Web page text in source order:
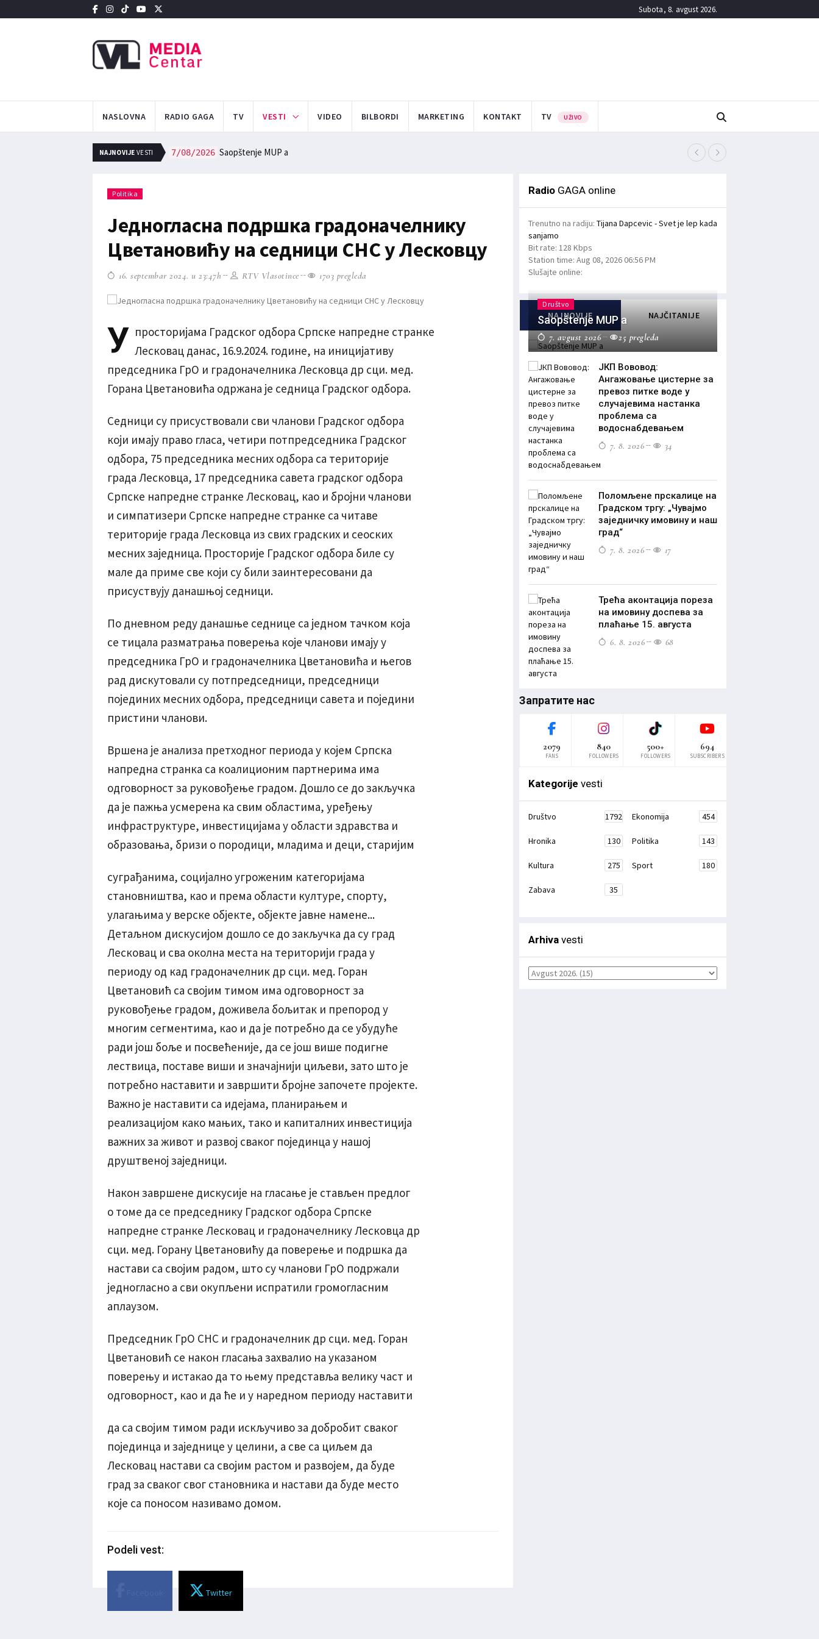
Subota, 8. avgust 2026.
NASLOVNA RADIO GAGA TV VESTI VIDEO BILBORDI MARKETING KONTAKT TV UŽIVO
NAJNOVIJE VESTI 7/08/2026 Saopštenje MUP a 7/08/2026
Politika
Једногласна подршка градоначелнику
Цветановићу на седници СНС у Лесковцу
16. septembar 2024. u 23:47h RTV Vlasotince 1703 pregleda
У просторијама Градског одбора Српске напредне странке
Лесковац данас, 16.9.2024. године, на иницијативу
председника ГрО и градоначелника Лесковца др сци. мед.
Горана Цветановића одржана је седница Градског одбора.
Седници су присуствовали сви чланови Градског одбора
који имају право гласа, четири потпредседника Градског
одбора, 75 председника месних одбора са територије
града Лесковца, 17 председника савета градског одбора
Српске напредне странке Лесковац, као и бројни чланови
и симпатизери Српске напредне странке са читаве
територије града Лесковца из свих градских и сеоских
месних заједница. Просторије Градског одбора биле су
мале да приме све који су били заинтересовани да
присуствују данашњој седници.
По дневном реду данашње седнице са једном тачком која
се тицала разматрања поверења које чланови имају у
председника ГрО и градоначелника Цветановића и његов
рад дискутовали су потпредседници, председници
појединих месних одбора, председници савета и поједини
пристини чланови.
Вршена је анализа претходног периода у којем Српска
напредна странка са коалиционим партнерима има
одговорност за руковођење градом. Дошло се до закључка
да је пажња усмерена ка свим областима, уређењу
инфраструктуре, инвестицијама у области здравства и
образовања, бризи о породици, младима и деци, старијим
суграђанима, социјално угроженим категоријама
становништва, као и према области културе, спорту,
улагањима у верске објекте, објекте јавне намене...
Детаљном дискусијом дошло се до закључка да су град
Лесковац и сва околна места на територији града у
периоду од кад градоначелник др сци. мед. Горан
Цветановић са својим тимом има одговорност за
руковођење градом, доживела бољитак и препород у
многим сегментима, као и да је потребно да се убудуће
ради још боље и посвећеније, да се још више подигне
лествица, поставе виши и значајнији циљеви, зато што је
потребно наставити и завршити бројне започете пројекте.
Важно је наставити са идејама, планирањем и
реализацијом како мањих, тако и капиталних инвестиција
важних за живот и развој сваког појединца у нашој
друштвеној заједници.
Након завршене дискусије на гласање је стављен предлог
о томе да се председнику Градског одбора Српске
напредне странке Лесковац и градоначелнику Лесковца др
сци. мед. Горану Цветановићу да поверење и подршка да
настави са својим радом, што су чланови ГрО подржали
једногласно а сви окупљени испратили громогласним
аплаузом.
Председник ГрО СНС и градоначелник др сци. мед. Горан
Цветановић се након гласања захвалио на указаном
поверењу и истакао да то њему представља велику част и
одговорност, као и да ће и у наредном периоду наставити
да са својим тимом ради искључиво за добробит сваког
појединца и заједнице у целини, а све са циљем да
Лесковац настави са својим растом и развојем, да буде
град за сваког свог становника и настави да буде место
које са поносом називамо домом.
Podeli vest:
Twitter
Radio GAGA online
Trenutno na radiju: Tijana Dapcevic - Svet je lep kada
sanjamo
Bit rate: 128 Kbps
Station time: Aug 08, 2026 06:56 PM
Slušajte online:
NAJNOVIJE NAJČITANIJE
Društvo
Saopštenje MUP a
7. avgust 2026 25 pregleda
ЈКП Вововод:
Ангажовање цистерне за
превоз питке воде у
случајевима настанка
проблема са
водоснабдевањем
7. 8. 2026
34
Поломљене прскалице на
Градском тргу: „Чувајмо
заједничку имовину и наш
град“
7. 8. 2026
17
Трећа аконтација пореза
на имовину доспева за
плаћање 15. августа
6. 8. 2026
68
Запратите нас
2079
FANS
840
FOLLOWERS
500+
FOLLOWERS
694
SUBSCRIBERS
Kategorije vesti
Društvo 1792 Ekonomija 454
Hronika 130 Politika 143
Kultura 275 Sport 180
Zabava 35
Arhiva vesti